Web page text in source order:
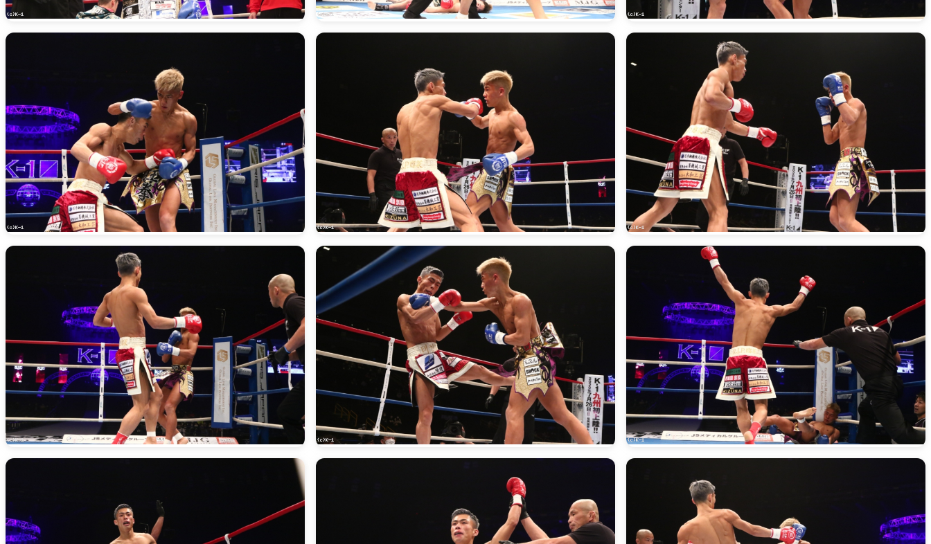
チケット
グッズ
イベント
トピックス
メディア
チケット・グッズ
読みもの
Krush公式ルール
Krush-EX公式ルー
K-1アマチュアルー
K-1 AWARDS
■ ガールズ
ガールズ一
Krushガー
ルズ